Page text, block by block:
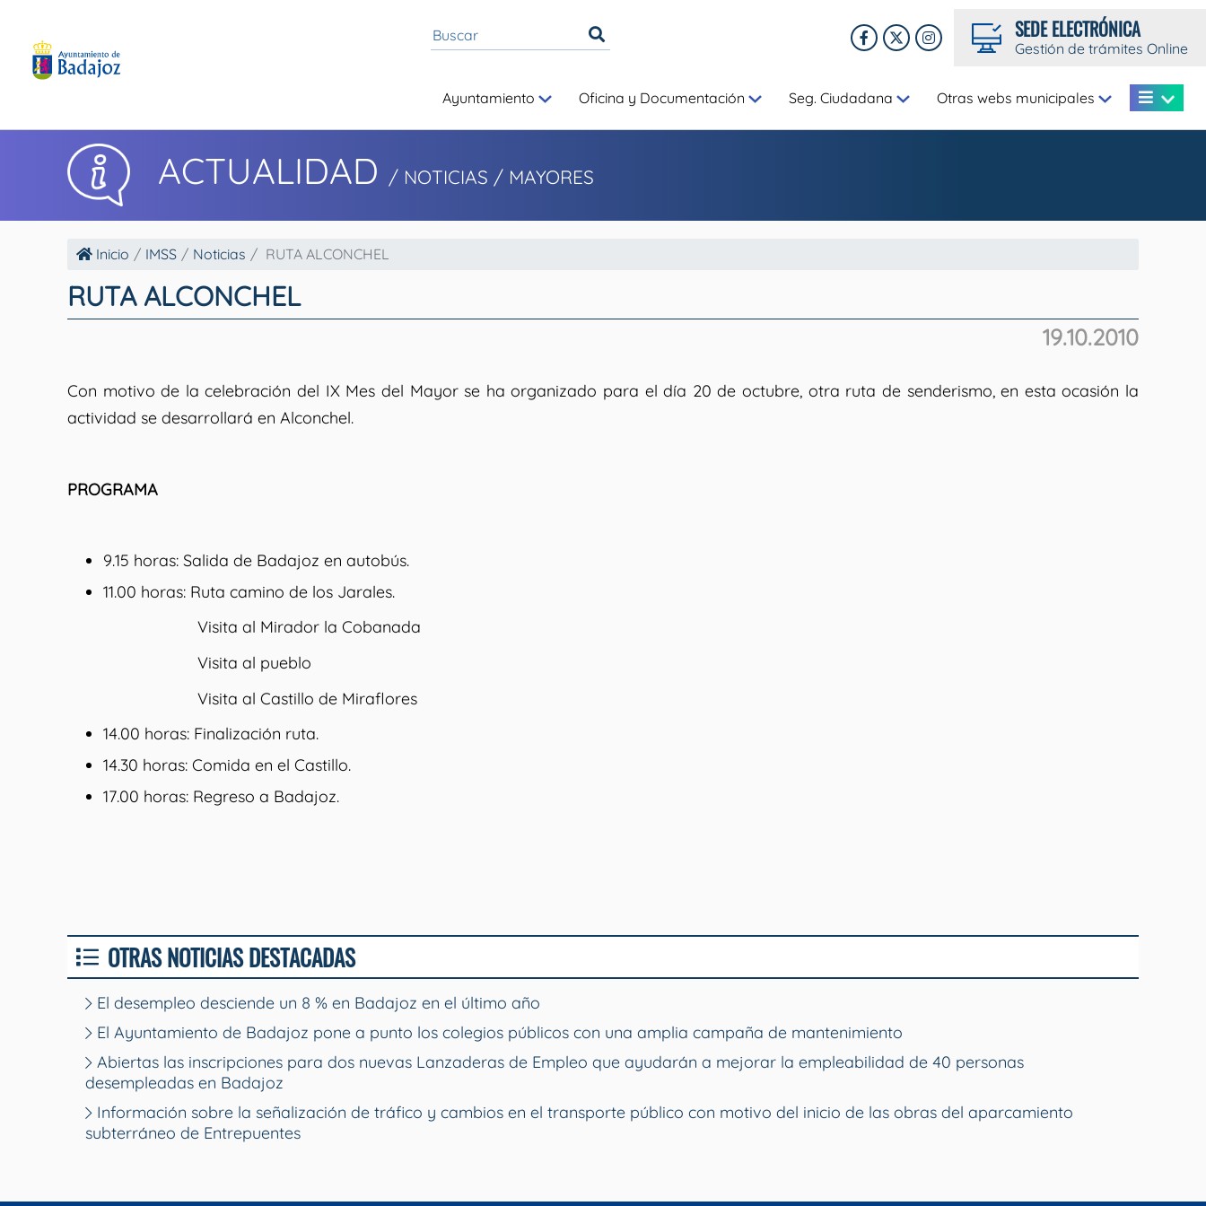
SEDE ELECTRÓNICA
Gestión de trámites Online
Ayuntamiento Oficina y Documentación Seg. Ciudadana Otras webs municipales
ACTUALIDAD / NOTICIAS / MAYORES
Inicio IMSS Noticias RUTA ALCONCHEL
RUTA ALCONCHEL
19.10.2010
Con motivo de la celebración del IX Mes del Mayor se ha organizado para el día 20 de octubre, otra ruta de senderismo, en esta ocasión la
actividad se desarrollará en Alconchel.
PROGRAMA
9.15 horas: Salida de Badajoz en autobús.
11.00 horas: Ruta camino de los Jarales.
Visita al Mirador la Cobanada
Visita al pueblo
Visita al Castillo de Miraflores
14.00 horas: Finalización ruta.
14.30 horas: Comida en el Castillo.
17.00 horas: Regreso a Badajoz.
OTRAS NOTICIAS DESTACADAS
El desempleo desciende un 8 % en Badajoz en el último año
El Ayuntamiento de Badajoz pone a punto los colegios públicos con una amplia campaña de mantenimiento
Abiertas las inscripciones para dos nuevas Lanzaderas de Empleo que ayudarán a mejorar la empleabilidad de 40 personas
desempleadas en Badajoz
Información sobre la señalización de tráfico y cambios en el transporte público con motivo del inicio de las obras del aparcamiento
subterráneo de Entrepuentes